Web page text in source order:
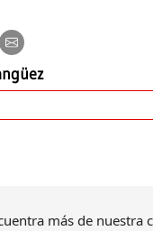
más de nuestra